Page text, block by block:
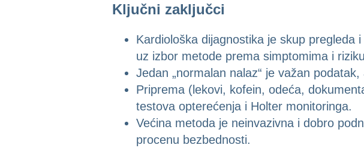
Ključni zaključci
Kardiološka dijagnostika je skup
uz izbor metode prema simptomima i
Jedan „normalan nalaz“ je važan
Priprema (lekovi, kofein, odeća,
testova opterećenja i Holter monitoringa.
Većina metoda je neinvazivna i dobro
procenu bezbednosti.